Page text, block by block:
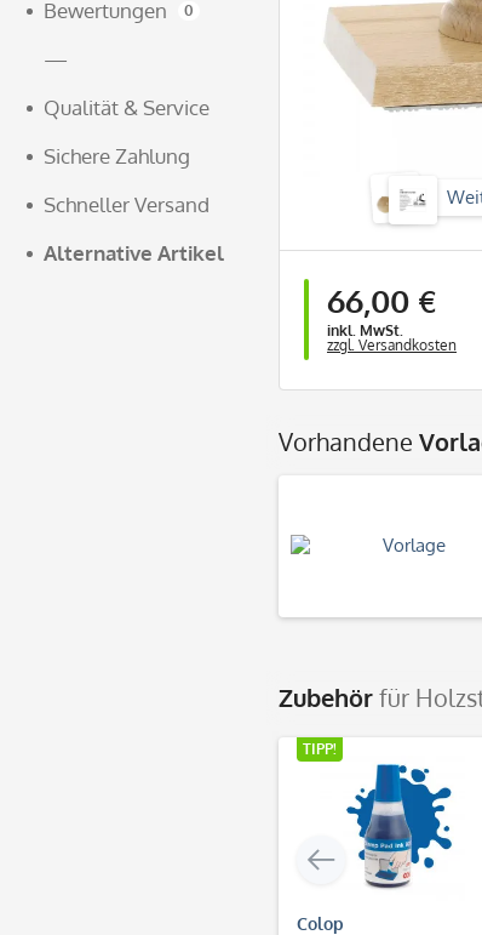
Bewertungen 0
—
Qualität & Service
Sichere Zahlung
Schneller Versand
Alternative Artikel
66,00 €
inkl. MwSt.
zzgl. Versandkosten
Vorhandene
Zubehörfür
TIPP!
Colop